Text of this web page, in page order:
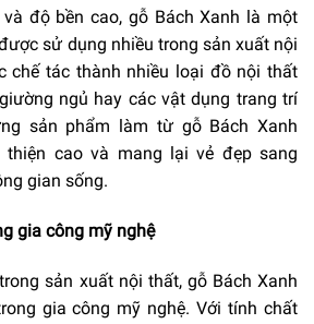
độ bền cao, gỗ Bách Xanh là một
sử dụng nhiều trong sản xuất nội
chế tác thành nhiều loại đồ nội thất
ngủ hay các vật dụng trang trí
sản phẩm làm từ gỗ Bách Xanh
cao và mang lại vẻ đẹp sang
gian sống.
gia công mỹ nghệ
sản xuất nội thất, gỗ Bách Xanh
gia công mỹ nghệ. Với tính chất